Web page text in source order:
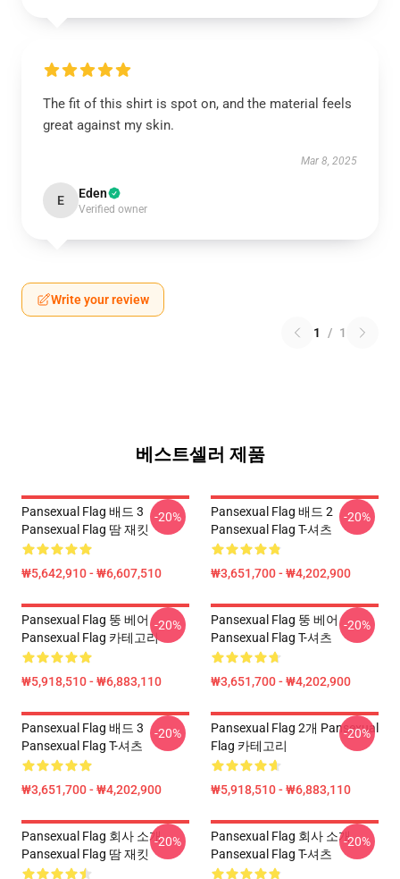
The fit of this shirt is spot on, and the material feels
great against my skin.
Mar 8, 2025
E Eden
Verified owner
Write your review
1 / 1
베스트셀러 제품
Pansexual Flag 배드 3
Pansexual Flag 땀 재킷
₩5,642,910 - ₩6,607,510
-20%
Pansexual Flag 배드 2
Pansexual Flag T-셔츠
₩3,651,700 - ₩4,202,900
-20%
Pansexual Flag 뚱 베어
Pansexual Flag 카테고리
₩5,918,510 - ₩6,883,110
-20%
Pansexual Flag 뚱 베어
Pansexual Flag T-셔츠
₩3,651,700 - ₩4,202,900
-20%
Pansexual Flag 배드 3
Pansexual Flag T-셔츠
₩3,651,700 - ₩4,202,900
-20%
Pansexual Flag 2개 Pansexual
Flag 카테고리
₩5,918,510 - ₩6,883,110
-20%
Pansexual Flag 회사 소개
Pansexual Flag 땀 재킷
-20%
Pansexual Flag 회사 소개
Pansexual Flag T-셔츠
-20%